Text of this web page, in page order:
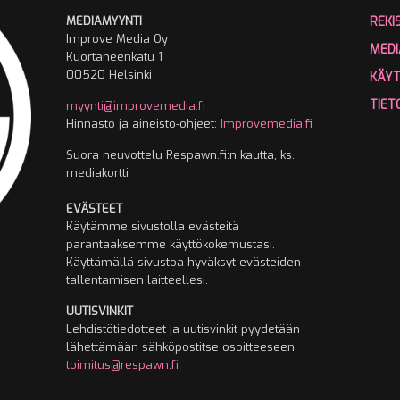
MEDIAMYYNTI
Improve Media Oy
Kuortaneenkatu 1
00520 Helsinki
myynti@improvemedia.fi
Hinnasto ja aineisto-ohjeet: Improvemedia.fi
Suora neuvottelu Respawn.fi:n kautta, ks.
mediakortti
EVÄSTEET
Käytämme sivustolla evästeitä
parantaaksemme käyttökokemustasi.
Käyttämällä sivustoa hyväksyt evästeiden
tallentamisen laitteellesi.
UUTISVINKIT
Lehdistötiedotteet ja uutisvinkit pyydetään
lähettämään sähköpostitse osoitteeseen
toimitus@respawn.fi